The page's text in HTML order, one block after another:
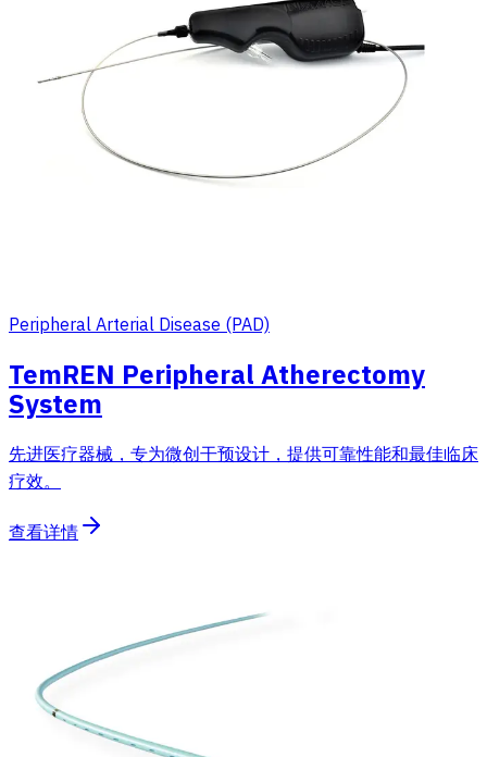
Peripheral Arterial Disease (PAD)
TemREN Peripheral Atherectomy
System
先进医疗器械，专为微创干预设计，提供可靠性能和最佳临床
疗效。
查看详情